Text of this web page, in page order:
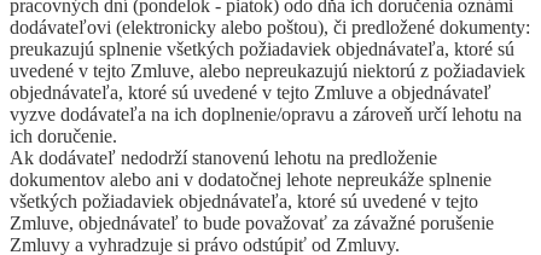
pracovných dní (pondelok - piatok) odo dňa ich doručenia oznámi
dodávateľovi (elektronicky alebo poštou), či predložené dokumenty:
preukazujú splnenie všetkých požiadaviek objednávateľa, ktoré sú
uvedené v tejto Zmluve, alebo nepreukazujú niektorú z požiadaviek
objednávateľa, ktoré sú uvedené v tejto Zmluve a objednávateľ
vyzve dodávateľa na ich doplnenie/opravu a zároveň určí lehotu na
ich doručenie.
Ak dodávateľ nedodrží stanovenú lehotu na predloženie
dokumentov alebo ani v dodatočnej lehote nepreukáže splnenie
všetkých požiadaviek objednávateľa, ktoré sú uvedené v tejto
Zmluve, objednávateľ to bude považovať za závažné porušenie
Zmluvy a vyhradzuje si právo odstúpiť od Zmluvy.